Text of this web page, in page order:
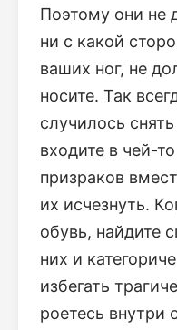
Поэтому они не
ни с какой
ваших ног, не
носите. Так
случилось
входите в чей-
призраков
их исчезнуть.
обувь, найдите
них и
избегать
роетесь внутри